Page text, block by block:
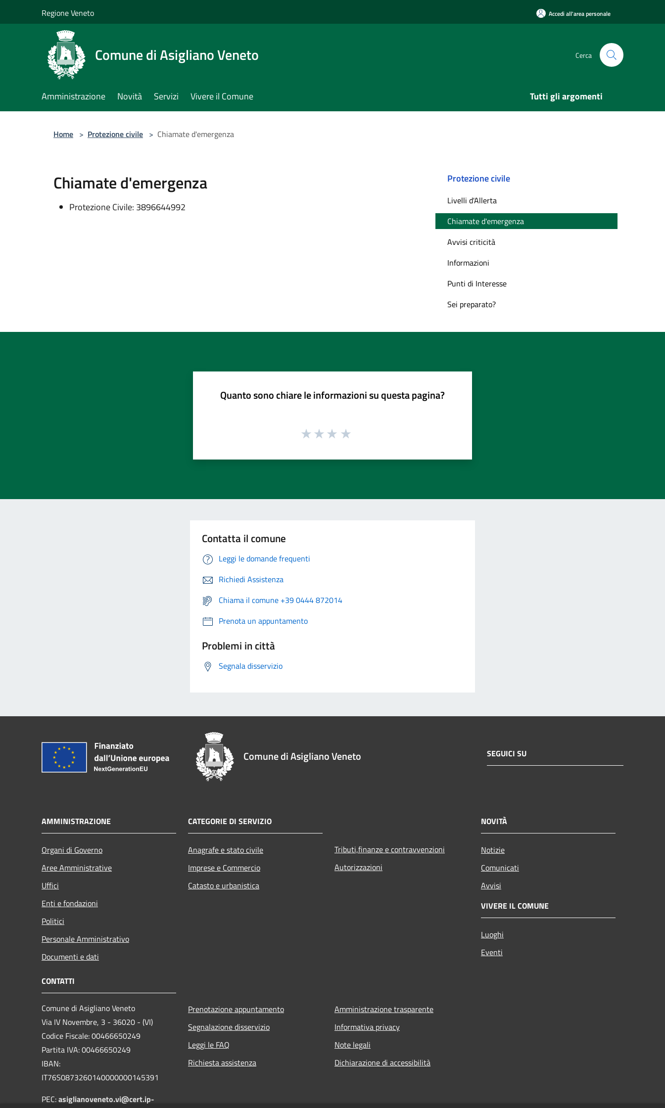
Regione Veneto Accedi all'area personale
Comune di Asigliano Veneto Cerca
Amministrazione Novità Servizi Vivere il Comune Tutti gli argomenti
Home > Protezione civile > Chiamate d'emergenza
Chiamate d'emergenza
Protezione Civile: 3896644992
Protezione civile
Livelli d'Allerta
Chiamate d'emergenza
Avvisi criticità
Informazioni
Punti di Interesse
Sei preparato?
Quanto sono chiare le informazioni su questa pagina?
Contatta il comune
Leggi le domande frequenti
Richiedi Assistenza
Chiama il comune +39 0444 872014
Prenota un appuntamento
Problemi in città
Segnala disservizio
Comune di Asigliano Veneto SEGUICI SU
AMMINISTRAZIONE
Organi di Governo
Aree Amministrative
Uffici
Enti e fondazioni
Politici
Personale Amministrativo
Documenti e dati
CATEGORIE DI SERVIZIO
Anagrafe e stato civile
Imprese e Commercio
Catasto e urbanistica
Tributi,finanze e contravvenzioni
Autorizzazioni
NOVITÀ
Notizie
Comunicati
Avvisi
VIVERE IL COMUNE
Luoghi
Eventi
CONTATTI
Comune di Asigliano Veneto
Via IV Novembre, 3 - 36020 - (VI)
Codice Fiscale: 00466650249
Partita IVA: 00466650249
IBAN:
IT76S0873260140000000145391
PEC:asiglianoveneto.vi@cert.ip-
Prenotazione appuntamento
Segnalazione disservizio
Leggi le FAQ
Richiesta assistenza
Amministrazione trasparente
Informativa privacy
Note legali
Dichiarazione di accessibilità